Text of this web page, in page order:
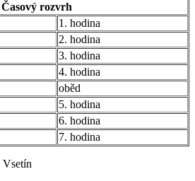
Časový rozvrh
1. hodina
2. hodina
3. hodina
4. hodina
oběd
5. hodina
6. hodina
7. hodina
Vsetín